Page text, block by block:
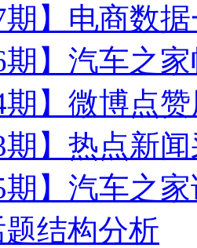
期】电商数
期】汽车之
期】微博点
期】热点新
期】汽车之
结构分析